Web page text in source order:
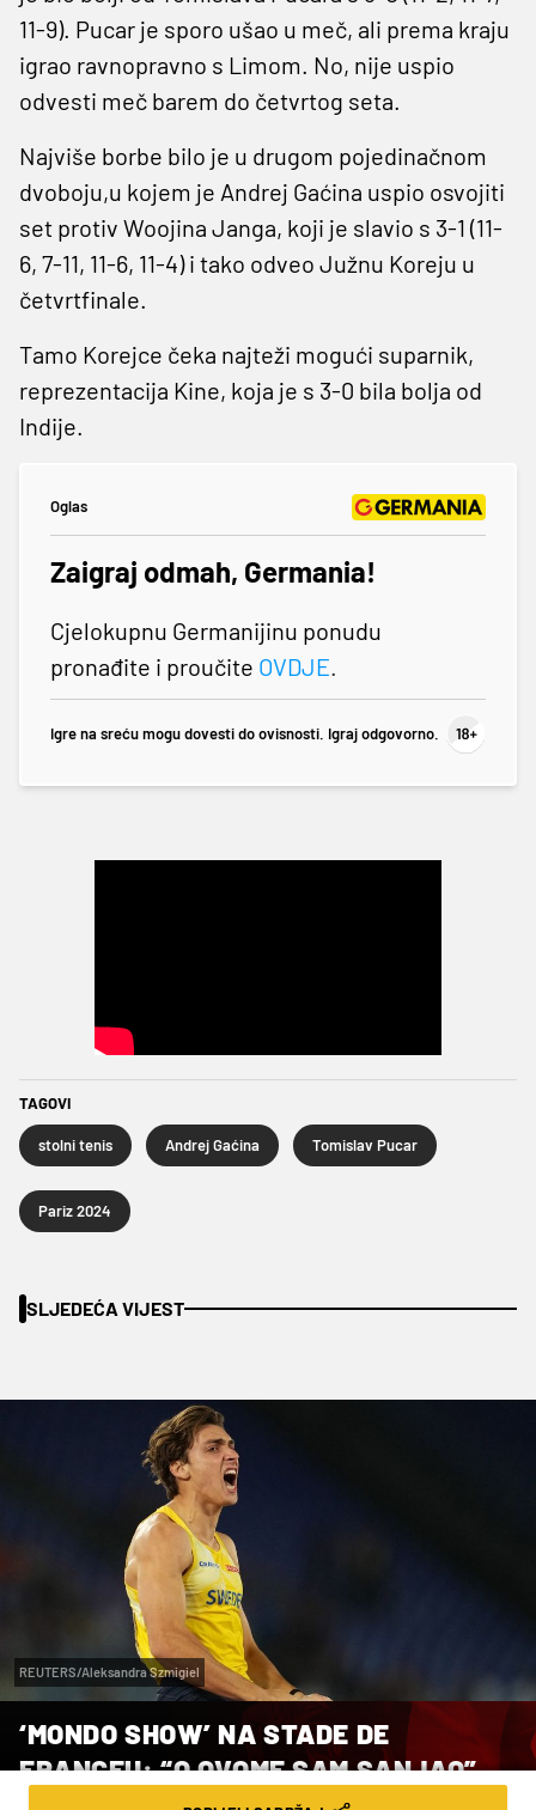
11-9). Pucar je sporo ušao u meč, ali prema kraju
igrao ravnopravno s Limom. No, nije uspio
odvesti meč barem do četvrtog seta.
Najviše borbe bilo je u drugom pojedinačnom
dvoboju,u kojem je Andrej Gaćina uspio osvojiti
set protiv Woojina Janga, koji je slavio s 3-1 (11-
6, 7-11, 11-6, 11-4) i tako odveo Južnu Koreju u
četvrtfinale.
Tamo Korejce čeka najteži mogući suparnik,
reprezentacija Kine, koja je s 3-0 bila bolja od
Indije.
Oglas
Zaigraj odmah, Germania!
Cjelokupnu Germanijinu ponudu
pronađite i proučite OVDJE.
Igre na sreću mogu dovesti do ovisnosti. Igraj odgovorno.
TAGOVI
stolni tenis Andrej Gaćina Tomislav Pucar
Pariz 2024
SLJEDEĆA VIJEST
REUTERS/Aleksandra Szmigiel
‘MONDO SHOW’ NA STADE DE
FRANCEU: “O OVOME SAM SANJAO”